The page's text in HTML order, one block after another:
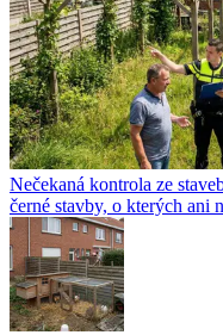
Nečekaná kontrola ze
černé stavby, o kterých ani